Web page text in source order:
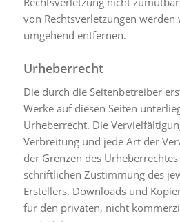
von Rechtsverletzungen
umgehend entfernen.
Urheberrecht
Die durch die Seitenbetreiber
Werke auf diesen Seiten
Urheberrecht. Die
Verbreitung und jede Art der
der Grenzen des
schriftlichen Zustimmung des
Erstellers. Downloads und
für den privaten, nicht